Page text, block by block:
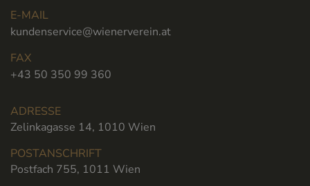
E-MAIL
kundenservice@wienerverein.at
FAX
+43 50 350 99 360
ADRESSE
Zelinkagasse 14, 1010 Wien
POSTANSCHRIFT
Postfach 755, 1011 Wien